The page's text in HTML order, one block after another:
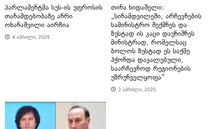
პარლამენტმა სუს-ის უფროსის
თანამდებობაზე ანრი
ოხანაშვილი აირჩია
4 აპრილი, 2025
თინა ხიდაშელი:
„სინამდვილეში, არჩევნების
სამინისტრო შექმნეს და
ზუსტად ის კაცი დაუნიშნეს
მინისტრად, რომელსაც
ბოლოს ზუსტად ეს საქმე
ჰქონდა დავალებული,
საარჩევნოდ რეგიონების
უზრუნველყოფა“
2 აპრილი, 2025